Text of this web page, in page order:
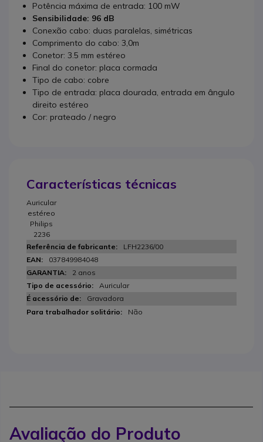
Potência máxima de entrada: 100 mW
Sensibilidade: 96 dB
Conexão cabo: duas paralelas, simétricas
Comprimento do cabo: 3,0m
Conetor: 3.5 mm estéreo
Final do conetor: placa cormada
Tipo de cabo: cobre
Tipo de entrada: placa dourada, entrada em ângulo
direito estéreo
Cor: prateado / negro
Características técnicas
Auricular
estéreo
Philips
2236
LFH2236/00
037849984048
2 anos
Auricular
Gravadora
Não
Avaliação do Produto